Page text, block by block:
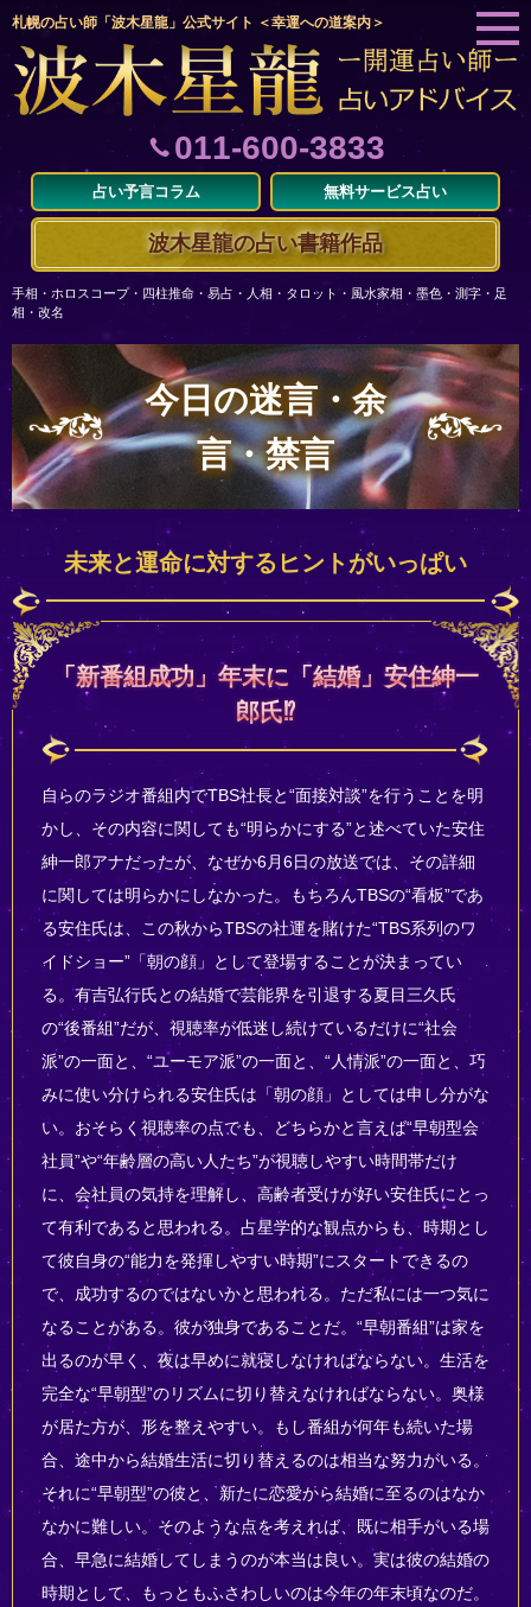
札幌の占い師「波木星龍」公式サイト ＜幸運への道案内＞
011-600-3833
占い予言コラム 無料サービス占い
波木星龍の占い書籍作品
手相・ホロスコープ・四柱推命・易占・人相・タロット・風水家相・墨色・測字・足
相・改名
今日の迷言・余
言・禁言
未来と運命に対するヒントがいっぱい
「新番組成功」年末に「結婚」安住紳一
郎氏⁉
自らのラジオ番組内でTBS社長と“面接対談”を行うことを明
かし、その内容に関しても“明らかにする”と述べていた安住
紳一郎アナだったが、なぜか6月6日の放送では、その詳細
に関しては明らかにしなかった。もちろんTBSの“看板”であ
る安住氏は、この秋からTBSの社運を賭けた“TBS系列のワ
イドショー”「朝の顔」として登場することが決まってい
る。有吉弘行氏との結婚で芸能界を引退する夏目三久氏
の“後番組”だが、視聴率が低迷し続けているだけに“社会
派”の一面と、“ユーモア派”の一面と、“人情派”の一面と、巧
みに使い分けられる安住氏は「朝の顔」としては申し分がな
い。おそらく視聴率の点でも、どちらかと言えば“早朝型会
社員”や“年齢層の高い人たち”が視聴しやすい時間帯だけ
に、会社員の気持を理解し、高齢者受けが好い安住氏にとっ
て有利であると思われる。占星学的な観点からも、時期とし
て彼自身の“能力を発揮しやすい時期”にスタートできるの
で、成功するのではないかと思われる。ただ私には一つ気に
なることがある。彼が独身であることだ。“早朝番組”は家を
出るのが早く、夜は早めに就寝しなければならない。生活を
完全な“早朝型”のリズムに切り替えなければならない。奥様
が居た方が、形を整えやすい。もし番組が何年も続いた場
合、途中から結婚生活に切り替えるのは相当な努力がいる。
それに“早朝型”の彼と、新たに恋愛から結婚に至るのはなか
なかに難しい。そのような点を考えれば、既に相手がいる場
合、早急に結婚してしまうのが本当は良い。実は彼の結婚の
時期として、もっともふさわしいのは今年の年末頃なのだ。